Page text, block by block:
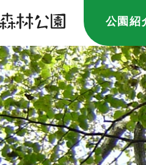
公園紹